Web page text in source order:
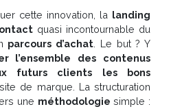
cette innovation, la landing
quasi incontournable du
parcours d’achat. Le but ? Y
l’ensemble des contenus
futurs clients les bons
de marque. La structuration
une méthodologie simple :